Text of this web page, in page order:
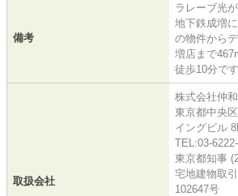
備考
ラレーブ光
地下鉄成増
の物件から
増店まで
徒歩10分です
取扱会社
株式会社仲
東京都中央
イングビル
TEL:03-
東京都知事
宅地建物取
102647号